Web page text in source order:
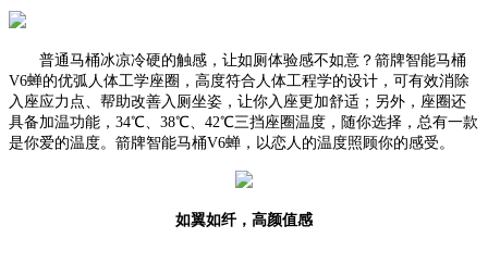
普通马桶冰凉冷硬的触感，让如厕体验感不如意？箭牌智能马桶
V6蝉的优弧人体工学座圈，高度符合人体工程学的设计，可有效消除
入座应力点、帮助改善入厕坐姿，让你入座更加舒适；另外，座圈还
具备加温功能，34℃、38℃、42℃三挡座圈温度，随你选择，总有一款
是你爱的温度。箭牌智能马桶V6蝉，以恋人的温度照顾你的感受。
如翼如纤，高颜值感